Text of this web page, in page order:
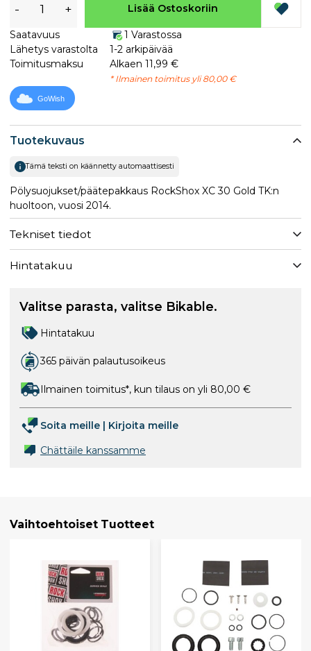
Tuotekuvaus
Tämä teksti on käännetty automaattisesti
Pölysuojukset/päätepakkaus RockShox XC 30 Gold TK:n
huoltoon, vuosi 2014.
Tekniset tiedot
Hintatakuu
- + Lisää Ostoskoriin
Saatavuus
1 Varastossa
Lähetys varastolta
1-2 arkipäivää
Toimitusmaksu
Alkaen 11,99 €
* Ilmainen toimitus yli 80,00 €
GoWish
Valitse parasta, valitse Bikable.
Hintatakuu
365 päivän palautusoikeus
Ilmainen toimitus*, kun tilaus on yli 80,00 €
Soita meille | Kirjoita meille
Chättäile kanssamme
Vaihtoehtoiset Tuotteet